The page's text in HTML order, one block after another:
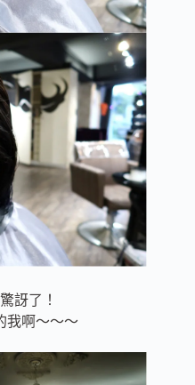
訝了！
我啊～～～